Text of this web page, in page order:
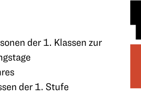
der 1. Klassen zur
der 1. Stufe